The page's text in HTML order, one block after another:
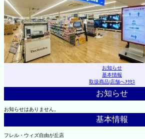
お知らせ
基本情報
取扱商品|店舗へｱｸｾｽ
お知らせ
お知らせはありません。
基本情報
フレル・ウィズ自由が丘店